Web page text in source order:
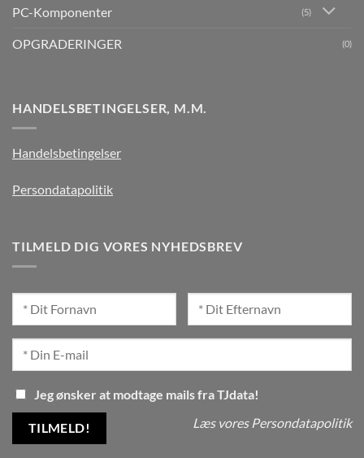
PC-Komponenter (5)
OPGRADERINGER (0)
HANDELSBETINGELSER, M.M.
Handelsbetingelser
Persondatapolitik
TILMELD DIG VORES NYHEDSBREV
Jeg ønsker at modtage mails fra TJdata!
Læs vores Persondatapolitik